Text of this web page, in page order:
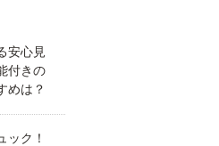
安心見
付きの
めは？
ック！